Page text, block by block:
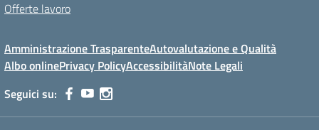
Offerte lavoro
Amministrazione TrasparenteAutovalutazione e Qualità
Albo onlinePrivacy PolicyAccessibilitàNote Legali
Seguici su: